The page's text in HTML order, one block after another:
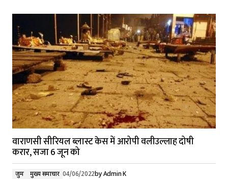
वाराणसी सीरियल ब्लास्ट केस में आरोपी वलीउल्लाह दोषी
करार, सजा 6 जून को
जुर्म मुख्य समाचार 04/06/2022by Admin K